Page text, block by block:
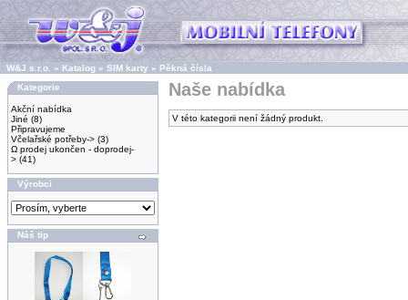
W&J s.r.o. » Katalog » SIM karty » Pěkná čísla
Kategorie
Akční nabídka
Jiné (8)
Připravujeme
Včelařské potřeby-> (3)
Ω prodej ukončen - doprodej-
> (41)
Výrobci
Náš tip
Naše nabídka
V této kategorii není žádný produkt.